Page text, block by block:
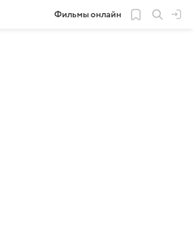
Фильмы онлайн